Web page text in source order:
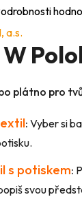
a.s.
plátno pro
: Vyber si
s potiskem:
svou